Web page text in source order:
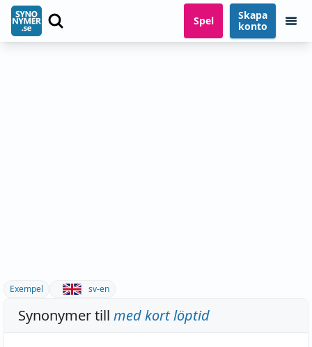
Spel
Skapa
konto
Exempel sv-en
Synonymer till med kort löptid